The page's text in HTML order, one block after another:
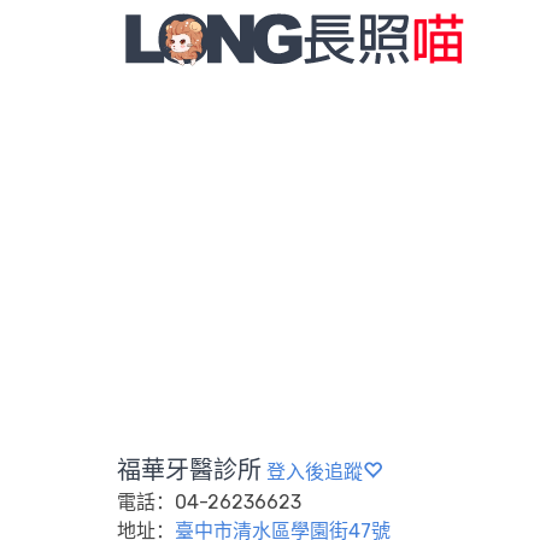
福華牙醫診所 登入後追蹤
電話：04-26236623
地址： 臺中市清水區學園街47號